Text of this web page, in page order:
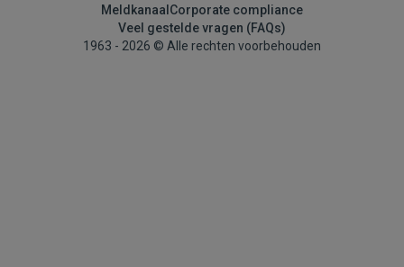
Meldkanaal Corporate compliance
Veel gestelde vragen (FAQs)
1963 - 2026 © Alle rechten voorbehouden